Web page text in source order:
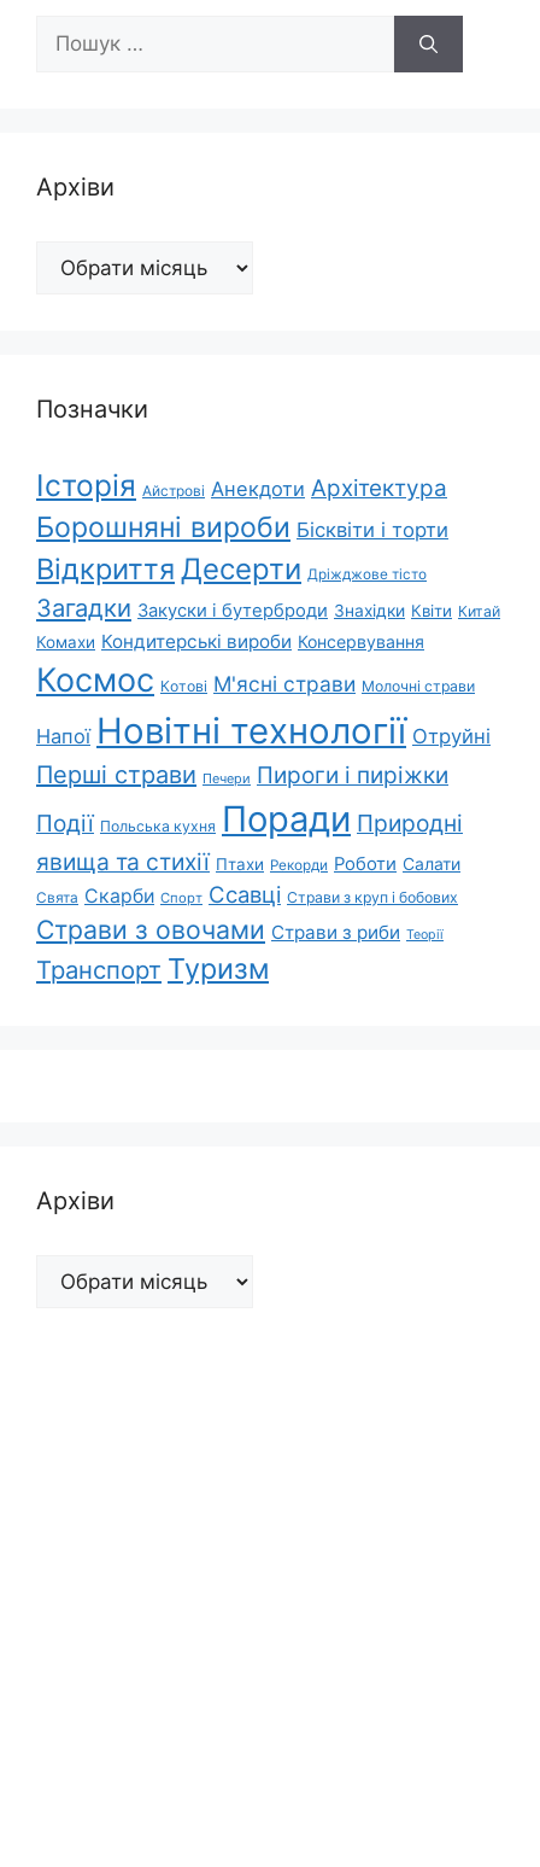
Пошук:
Архіви
Архіви
Позначки
Історія Айстрові Анекдоти Архітектура
Борошняні вироби Бісквіти і торти
Відкриття Десерти Дріжджове тісто
Загадки Закуски і бутерброди Знахідки Квіти Китай
Комахи Кондитерські вироби Консервування
Космос Котові М'ясні страви Молочні страви
Напої Новітні технології Отруйні
Перші страви Печери Пироги і пиріжки
Події Польська кухня Поради Природні
явища та стихії Птахи Рекорди Роботи Салати
Свята Скарби Спорт Ссавці Страви з круп і бобових
Страви з овочами Страви з риби Теорії
Транспорт Туризм
Архіви
Архіви